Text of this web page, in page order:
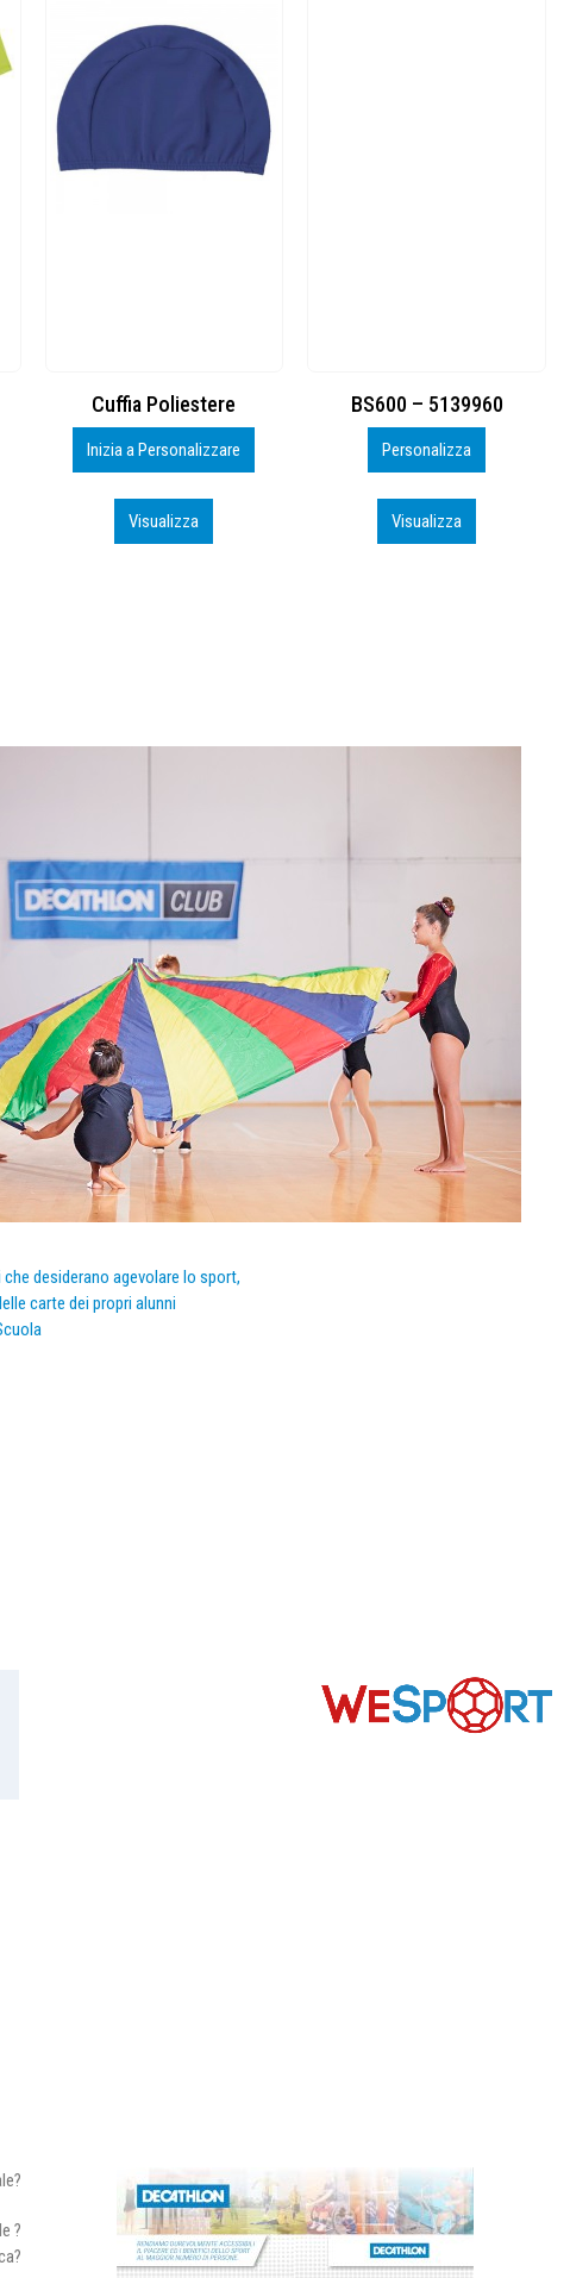
BS600 – 5139960
Personalizza
Visualizza
Toppe ricamate in HD
Personalizza
Visualizza
desiderano agevolare lo sport,
carte dei propri alunni
?